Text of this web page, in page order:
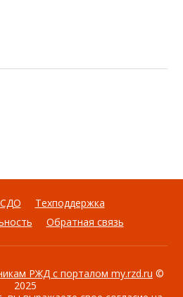
СДО
Техподдержка
Обратная связь
РЖД с порталом my.rzd.ru ©
2025